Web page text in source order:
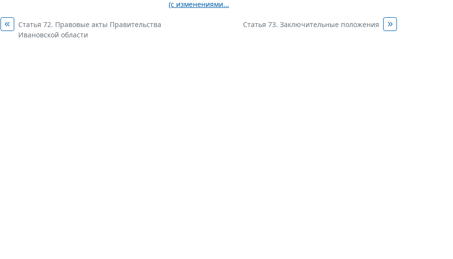
(с изменениями...
Статья 72. Правовые акты Правительства
Ивановской области
Статья 73. Заключительные положения